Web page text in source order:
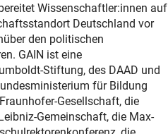
Wissenschaftler:innen auf
Deutschland vor
den politischen
GAIN ist eine
Stiftung, des DAAD und
für Bildung
Gesellschaft, die
Gemeinschaft, die Max-